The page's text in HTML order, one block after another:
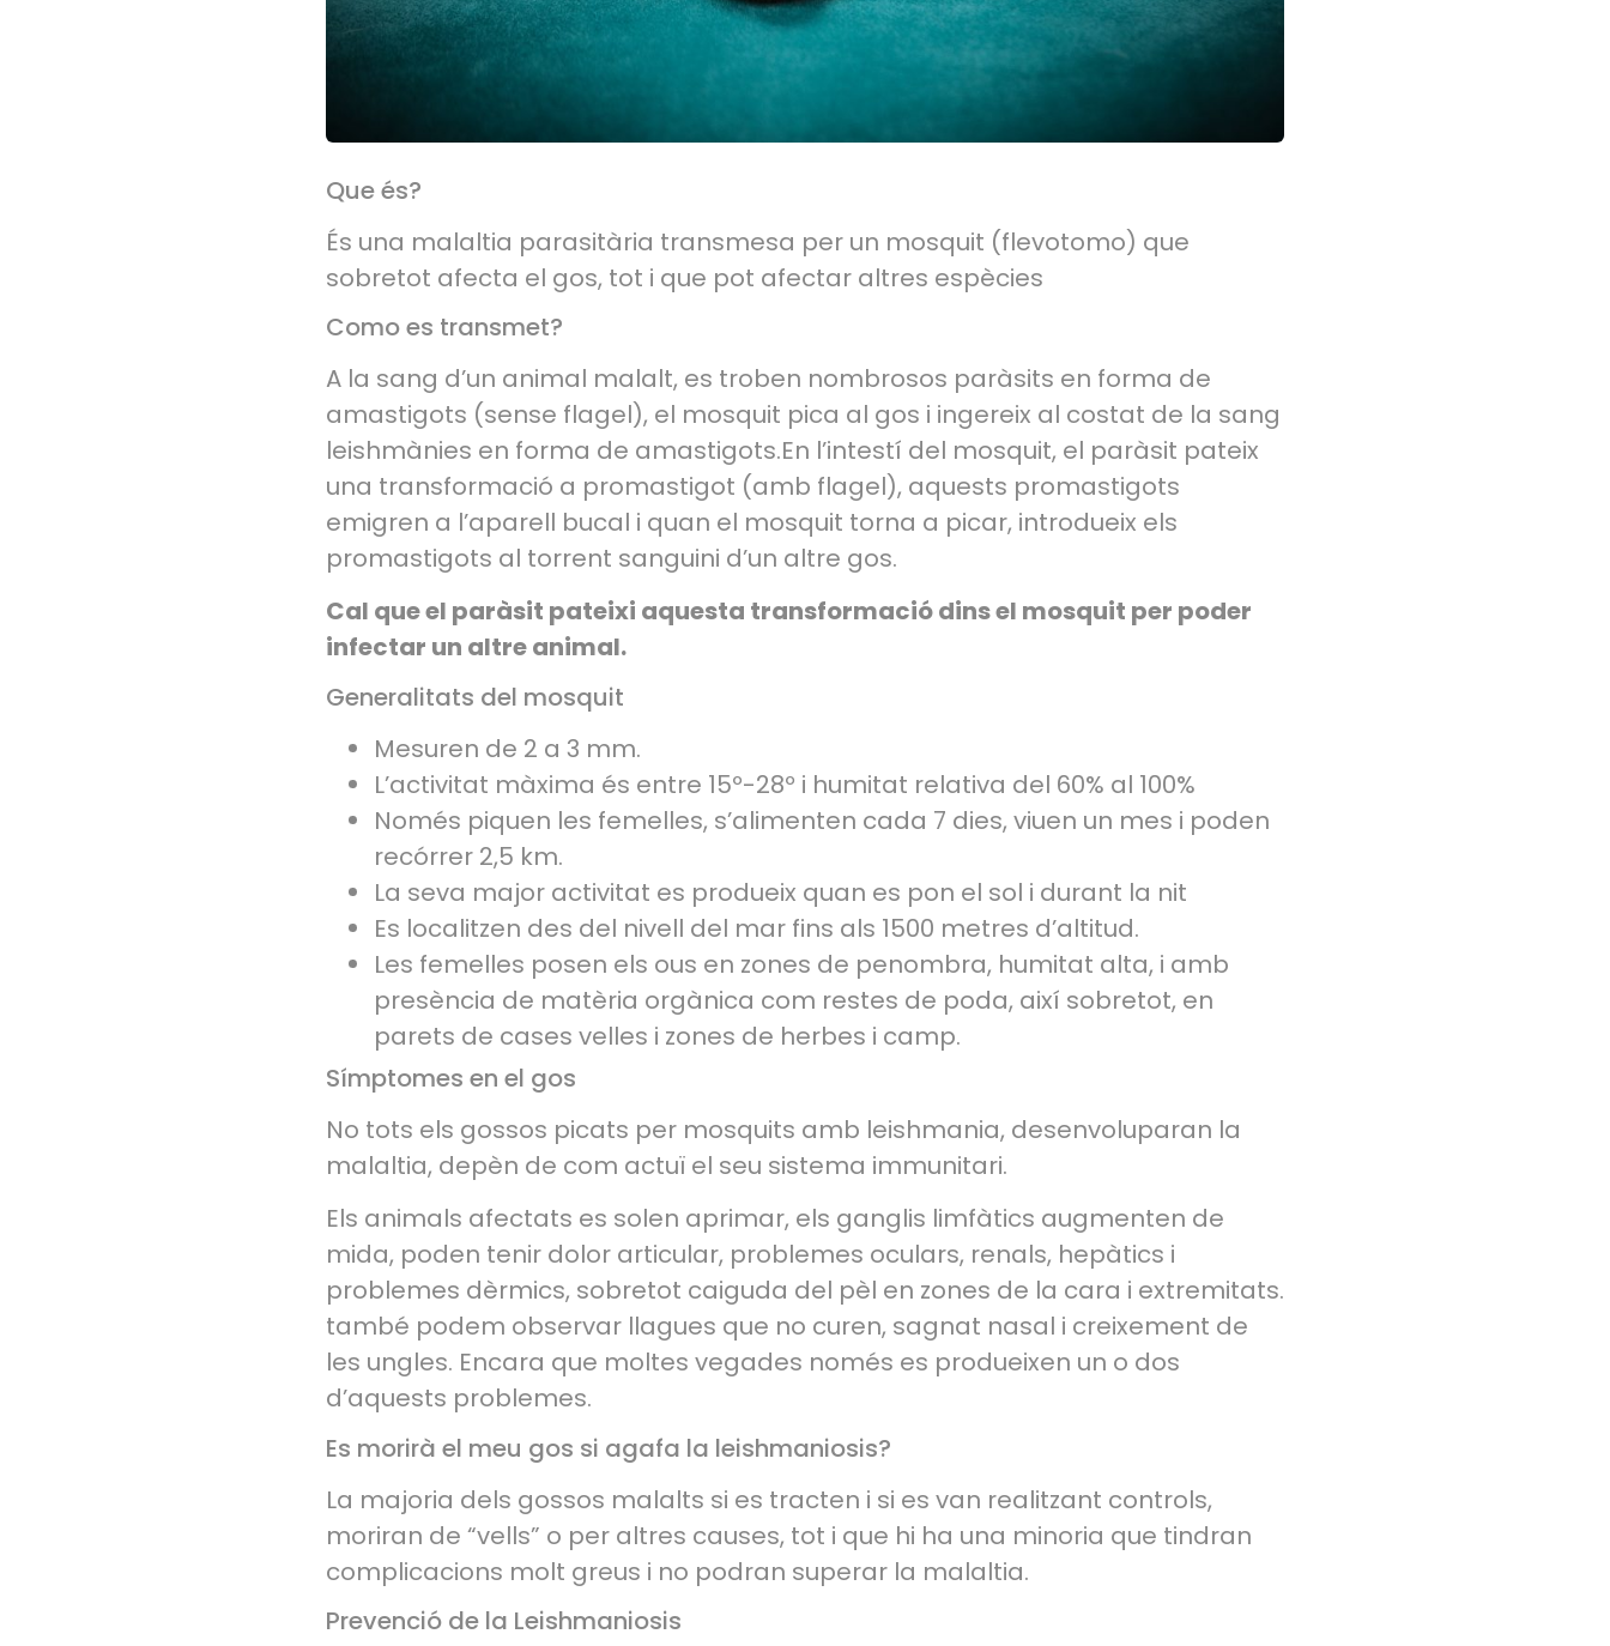
Que és?
És una malaltia parasitària transmesa per un mosquit (flevotomo) que
sobretot afecta el gos, tot i que pot afectar altres espècies
Como es transmet?
A la sang d’un animal malalt, es troben nombrosos paràsits en forma de
amastigots (sense flagel), el mosquit pica al gos i ingereix al costat de la sang
leishmànies en forma de amastigots.En l’intestí del mosquit, el paràsit pateix
una transformació a promastigot (amb flagel), aquests promastigots
emigren a l’aparell bucal i quan el mosquit torna a picar, introdueix els
promastigots al torrent sanguini d’un altre gos.
Cal que el paràsit pateixi aquesta transformació dins el mosquit per poder
infectar un altre animal.
Generalitats del mosquit
Mesuren de 2 a 3 mm.
L’activitat màxima és entre 15º-28º i humitat relativa del 60% al 100%
Només piquen les femelles, s’alimenten cada 7 dies, viuen un mes i poden
recórrer 2,5 km.
La seva major activitat es produeix quan es pon el sol i durant la nit
Es localitzen des del nivell del mar fins als 1500 metres d’altitud.
Les femelles posen els ous en zones de penombra, humitat alta, i amb
presència de matèria orgànica com restes de poda, així sobretot, en
parets de cases velles i zones de herbes i camp.
Símptomes en el gos
No tots els gossos picats per mosquits amb leishmania, desenvoluparan la
malaltia, depèn de com actuï el seu sistema immunitari.
Els animals afectats es solen aprimar, els ganglis limfàtics augmenten de
mida, poden tenir dolor articular, problemes oculars, renals, hepàtics i
problemes dèrmics, sobretot caiguda del pèl en zones de la cara i extremitats.
també podem observar llagues que no curen, sagnat nasal i creixement de
les ungles. Encara que moltes vegades només es produeixen un o dos
d’aquests problemes.
Es morirà el meu gos si agafa la leishmaniosis?
La majoria dels gossos malalts si es tracten i si es van realitzant controls,
moriran de “vells” o per altres causes, tot i que hi ha una minoria que tindran
complicacions molt greus i no podran superar la malaltia.
Prevenció de la Leishmaniosis